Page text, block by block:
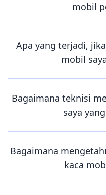
mobil
Apa yang terjadi,
mobil
Bagaimana teknisi
saya
Bagaimana
kaca